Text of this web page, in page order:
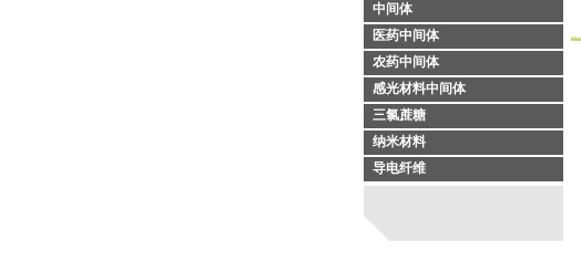
中间体
医药中间体
农药中间体
感光材料中间体
三氯蔗糖
纳米材料
导电纤维